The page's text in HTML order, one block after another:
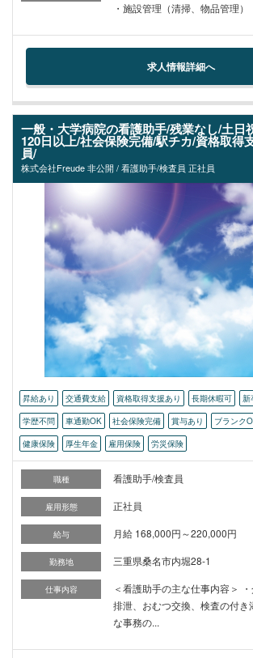
・施設管理（清掃、物品管理）
求人情報詳細へ
一般・大学病院の看護助手/残業なし/土日
120日以上/社会保険完備/駅チカ/資格取得
員/
株式会社Freude 非公開 / 看護助手/検査員 正社員
昇給あり 交通費支給 資格取得支援あり 長期休暇可 新
学歴不問
車通勤OK 社会保険完備 賞与あり ブランク
健康保険
厚生年金 雇用保険 労災保険
職種 看護助手/検査員
雇用形態 正社員
給与 月給 168,000円～220,000円
勤務地 三重県桑名市内堀28-1
仕事内容
＜看護助手の主な仕事内容＞ ・
排泄、おむつ交換、検査の付き
な事務の...